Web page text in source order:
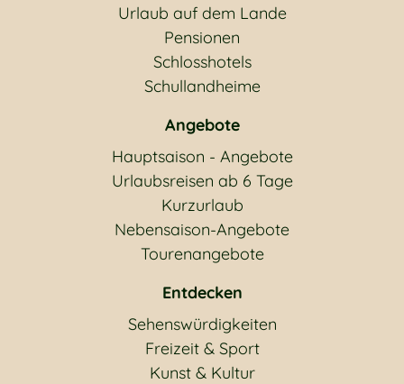
Urlaub auf dem Lande
Pensionen
Schlosshotels
Schullandheime
Angebote
Hauptsaison - Angebote
Urlaubsreisen ab 6 Tage
Kurzurlaub
Nebensaison-Angebote
Tourenangebote
Entdecken
Sehenswürdigkeiten
Freizeit & Sport
Kunst & Kultur